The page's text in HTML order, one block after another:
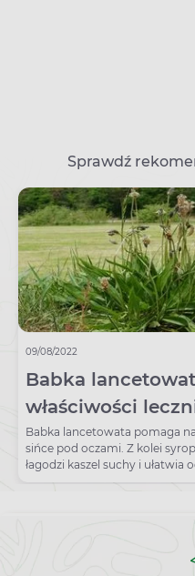
Sprawdź
09/08/2022
Babka
właściwości
Babka lancetowata pomaga na
sińce pod oczami. Z kolei
łagodzi kaszel suchy i ułatwia